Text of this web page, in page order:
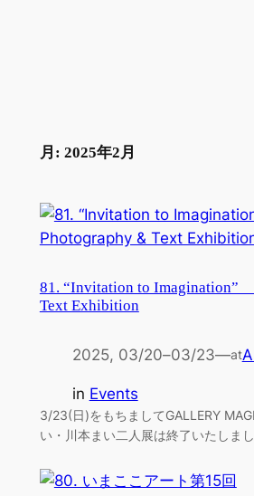
月: 2025年2月
81. “Invitation to Imagination”
Text Exhibition
2025, 03/20–03/23—at
in Events
3/23(日)をもちましてGALLERY
い・川本まい二人展は終了いたしま